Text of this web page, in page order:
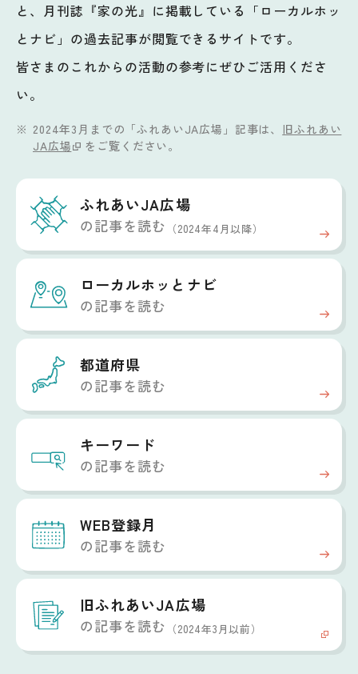
と、月刊誌『家の光』に掲載している「ローカルホッ
とナビ」の過去記事が閲覧できるサイトです。
皆さまのこれからの活動の参考にぜひご活用くださ
い。
2024年3月までの「ふれあいJA広場」記事は、 旧ふれあい
JA広場
をご覧ください。
ふれあいJA広場
の記事を読む （2024年4月以降）
ローカルホッと ナビ
の記事を読む
都道府県
の記事を読む
キーワード
の記事を読む
WEB登録月
の記事を読む
旧ふれあいJA広場
の記事を読む （2024年3月以前）